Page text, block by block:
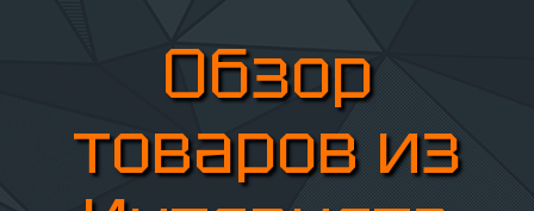
Обзор
товаров из